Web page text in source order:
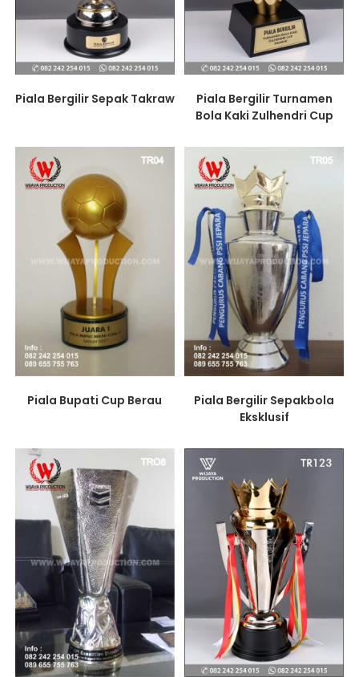
Piala Bergilir Sepak Takraw
Piala Bergilir Turnamen
Bola Kaki Zulhendri Cup
Piala Bupati Cup Berau
Piala Bergilir Sepakbola
Eksklusif